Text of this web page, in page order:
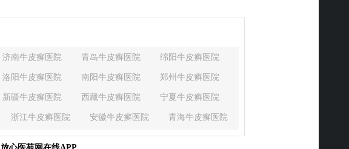
济南牛皮癣医院 青岛牛皮癣医院 绵阳牛皮癣医院
洛阳牛皮癣医院 南阳牛皮癣医院 郑州牛皮癣医院
新疆牛皮癣医院 西藏牛皮癣医院 宁夏牛皮癣医院
浙江牛皮癣医院 安徽牛皮癣医院 青海牛皮癣医院
湖南牛皮癣医院 湖北牛皮癣医院
河北牛皮癣医院